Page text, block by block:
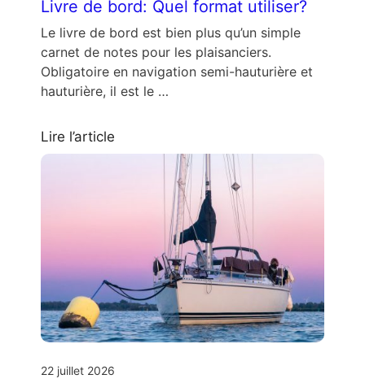
Livre de bord: Quel format utiliser?
Le livre de bord est bien plus qu’un simple
carnet de notes pour les plaisanciers.
Obligatoire en navigation semi-hauturière et
hauturière, il est le …
Lire l’article
22 juillet 2026